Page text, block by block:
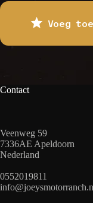
Voeg
Contact
Veenweg 59
7336AE Apeldoorn
Nederland
0552019811